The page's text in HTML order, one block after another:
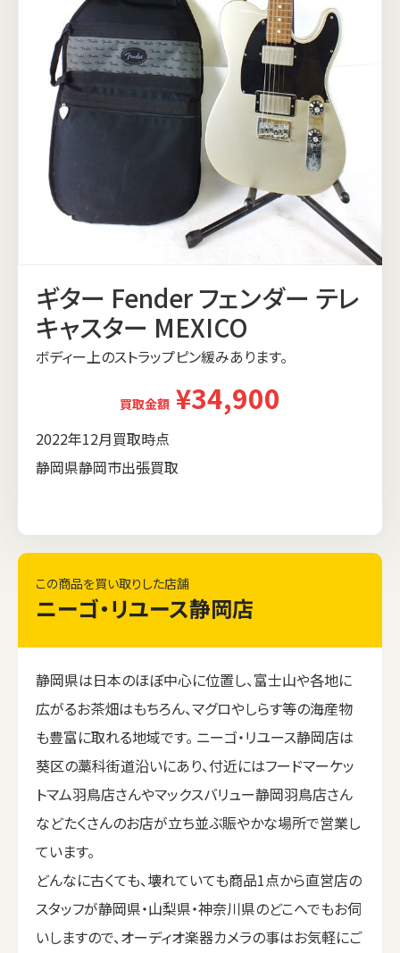
ギター Fender フェンダー テレ
キャスター MEXICO
ボディー上のストラップピン緩みあります。
買取金額 ¥34,900
2022年12月買取時点
静岡県静岡市出張買取
この商品を買い取りした店舗
ニーゴ・リユース静岡店
静岡県は日本のほぼ中心に位置し、富士山や各地に
広がるお茶畑はもちろん、マグロやしらす等の海産物
も豊富に取れる地域です。 ニーゴ・リユース静岡店は
葵区の藁科街道沿いにあり、付近にはフードマーケッ
トマム羽鳥店さんやマックスバリュー静岡羽鳥店さん
などたくさんのお店が立ち並ぶ賑やかな場所で営業し
ています。
どんなに古くても、壊れていても商品1点から直営店の
スタッフが静岡県・山梨県・神奈川県のどこへでもお伺
いしますので、オーディオ楽器カメラの事はお気軽にご